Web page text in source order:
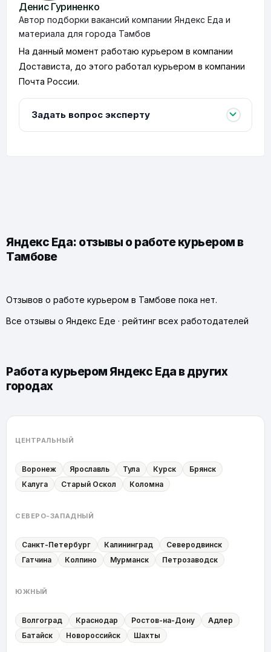
Денис Гуриненко
Автор подборки вакансий компании Яндекс Еда и
материала для города Тамбов
На данный момент работаю курьером в компании
Достависта, до этого работал курьером в компании
Почта России.
Задать вопрос эксперту
Яндекс Еда: отзывы о работе курьером в
Тамбове
Отзывов о работе курьером в Тамбове пока нет.
Все отзывы о Яндекс Еде · рейтинг всех работодателей
Работа курьером Яндекс Еда в других
городах
ЦЕНТРАЛЬНЫЙ
Воронеж Ярославль Тула Курск
Брянск
Калуга
Старый Оскол Коломна
СЕВЕРО-ЗАПАДНЫЙ
Санкт-Петербург Калининград
Северодвинск
Гатчина
Колпино Мурманск Петрозаводск
ЮЖНЫЙ
Волгоград Краснодар Ростов-на-Дону
Адлер
Батайск
Новороссийск Шахты